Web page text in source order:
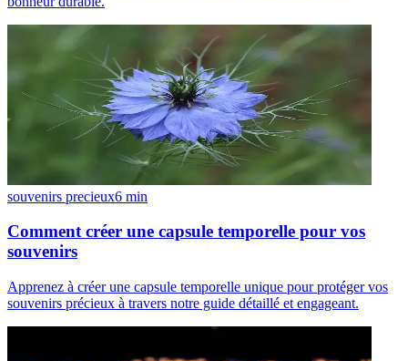
souvenirs precieux6 min
Comment créer une capsule temporelle pour vos
souvenirs
Apprenez à créer une capsule temporelle unique pour protéger vos
souvenirs précieux à travers notre guide détaillé et engageant.